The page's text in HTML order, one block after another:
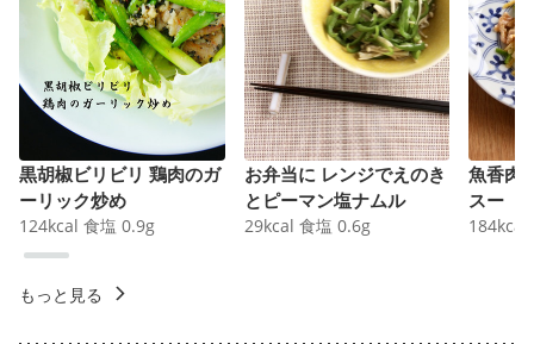
黒胡椒ビリビリ 鶏肉のガ
ーリック炒め
124kcal 食塩 0.9g
お弁当に レンジでえのき
とピーマン塩ナムル
29kcal 食塩 0.6g
魚香肉
スー
184kcal
もっと見る